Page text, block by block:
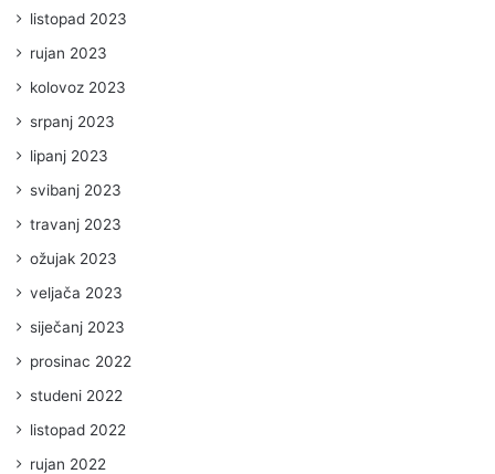
listopad 2023
rujan 2023
kolovoz 2023
srpanj 2023
lipanj 2023
svibanj 2023
travanj 2023
ožujak 2023
veljača 2023
siječanj 2023
prosinac 2022
studeni 2022
listopad 2022
rujan 2022